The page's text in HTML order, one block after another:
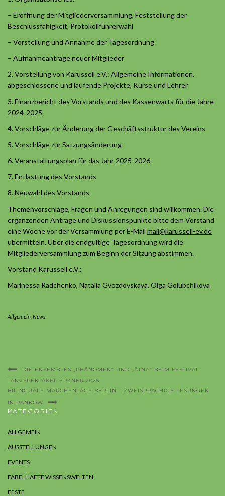
– Eröffnung der Mitgliederversammlung, Feststellung der
Beschlussfähigkeit, Protokollführerwahl
– Vorstellung und Annahme der Tagesordnung
– Aufnahmeanträge neuer Mitglieder
2. Vorstellung von Karussell e.V.: Allgemeine Informationen,
abgeschlossene und laufende Projekte, Kurse und Lehrer
3. Finanzbericht des Vorstands und des Kassenwarts für die Jahre
2024-2025
4. Vorschläge zur Änderung der Geschäftsstruktur des Vereins
5. Vorschläge zur Satzungsänderung
6. Veranstaltungsplan für das Jahr 2025-2026
7. Entlastung des Vorstands
8. Neuwahl des Vorstands
Themenvorschläge, Fragen und Anregungen sind willkommen. Die
ergänzenden Anträge und Diskussionspunkte bitte dem Vorstand
eine Woche vor der Versammlung per E-Mail mail@karussell-ev.de
übermitteln. Über die endgültige Tagesordnung wird die
Mitgliederversammlung zum Beginn der Sitzung abstimmen.
Vorstand Karussell e.V.:
Marinessa Radchenko, Natalia Gvozdovskaya, Olga Golubchikova
Allgemein News
DIE ENSEMBLES „PHÄNOMEN“ UND „ÄTNA“ BEIM FESTIVAL
TANZSPEKTAKEL ERKNER 2025
BILINGUALE MÄRCHENTAGE BERLIN – ZWEISPRACHIGE LESUNGEN
IN PANKOW
KATEGORIEN
ALLGEMEIN
AUSSTELLUNGEN
EVENTS
FABELHAFTE WISSENSWELTEN
FESTE